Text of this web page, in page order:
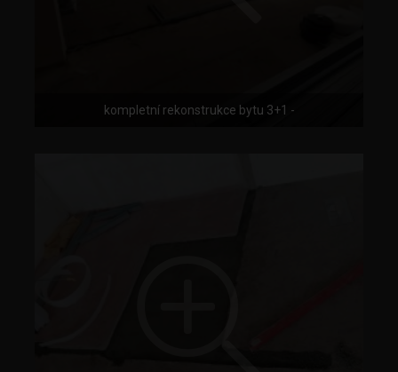
kompletní rekonstrukce bytu 3+1 -